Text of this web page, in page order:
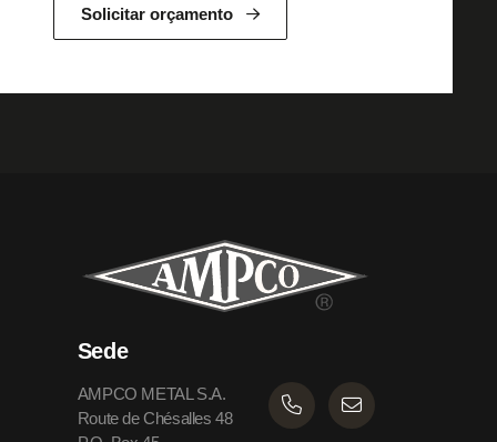
Solicitar orçamento
Sede
AMPCO METAL S.A.
Route de Chésalles 48